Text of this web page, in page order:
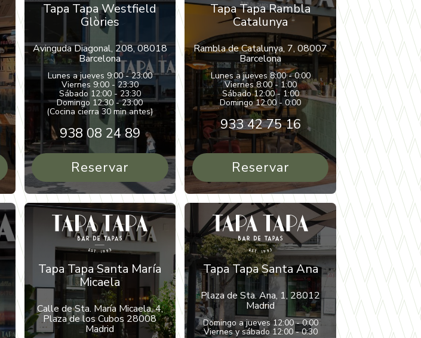
Tapa Tapa Westfield
Glòries
Avinguda Diagonal, 208, 08018
Barcelona
Lunes a jueves 9:00 - 23:00
Viernes 9:00 - 23:30
Sábado 12:00 - 23:30
Domingo 12:30 - 23:00
(Cocina cierra 30 min antes)
938 08 24 89
Reservar
Tapa Tapa Rambla
Catalunya
Rambla de Catalunya, 7, 08007
Barcelona
Lunes a jueves 8:00 - 0:00
Viernes 8:00 - 1:00
Sábado 12:00 - 1:00
Domingo 12:00 - 0:00
933 42 75 16
Reservar
Tapa Tapa Santa María
Micaela
Calle de Sta. María Micaela, 4,
Plaza de los Cubos 28008
Madrid
Tapa Tapa Santa Ana
Plaza de Sta. Ana, 1, 28012
Madrid
Domingo a jueves 12:00 - 0:00
Viernes y sábado 12:00 - 0:30